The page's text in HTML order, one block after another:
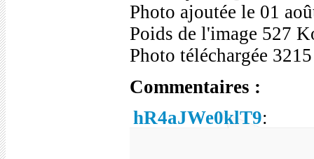
Photo ajoutée le 01
Poids de l'image 527
Photo téléchargée
Commentaires :
hR4aJWe0klT9: